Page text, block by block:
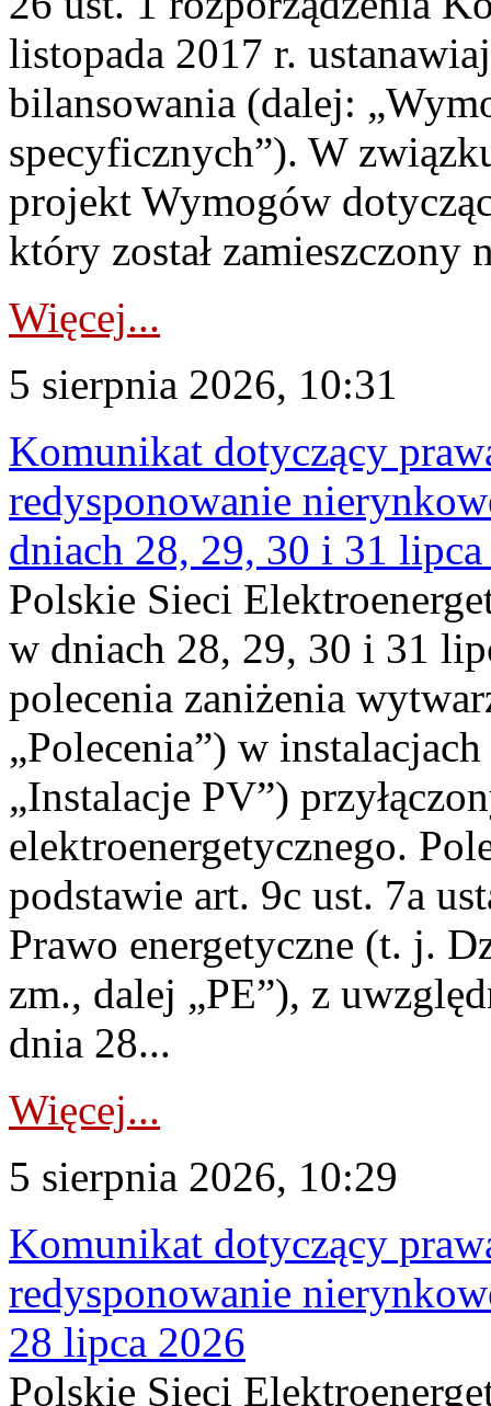
listopada 2017 r.
bilansowania (dalej:
specyficznych”). W
projekt Wymogów
który został zamieszczony
Więcej...
5 sierpnia 2026, 10:31
Komunikat dotyczący
redysponowanie
dniach 28, 29, 30 i 31
Polskie Sieci
w dniach 28, 29, 30 i 31
polecenia zaniżenia
„Polecenia”) w
„Instalacje PV”)
elektroenergetycznego.
podstawie art. 9c ust. 7a
Prawo energetyczne (t. j.
zm., dalej „PE”), z
dnia 28...
Więcej...
5 sierpnia 2026, 10:29
Komunikat dotyczący
redysponowanie
28 lipca 2026
Polskie Sieci